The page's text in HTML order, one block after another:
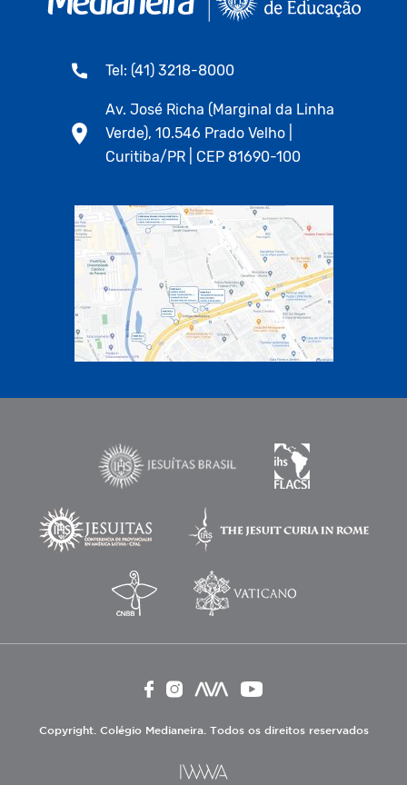
Tel: (41) 3218-8000
Av. José Richa (Marginal da Linha
Verde), 10.546 Prado Velho |
Curitiba/PR | CEP 81690-100
Copyright. Colégio Medianeira. Todos os direitos reservados